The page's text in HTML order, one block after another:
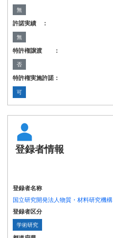
無
許諾実績 ：
無
特許権譲渡 ：
否
特許権実施許諾：
可
登録者情報
登録者名称
国立研究開発法人物質・材料研究機構
登録者区分
学術研究